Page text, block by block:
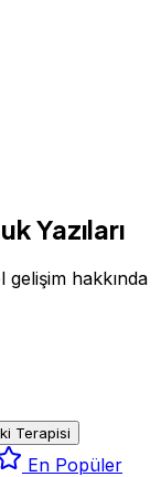
Yazıları
hakkında
Terapisi
En Popüler